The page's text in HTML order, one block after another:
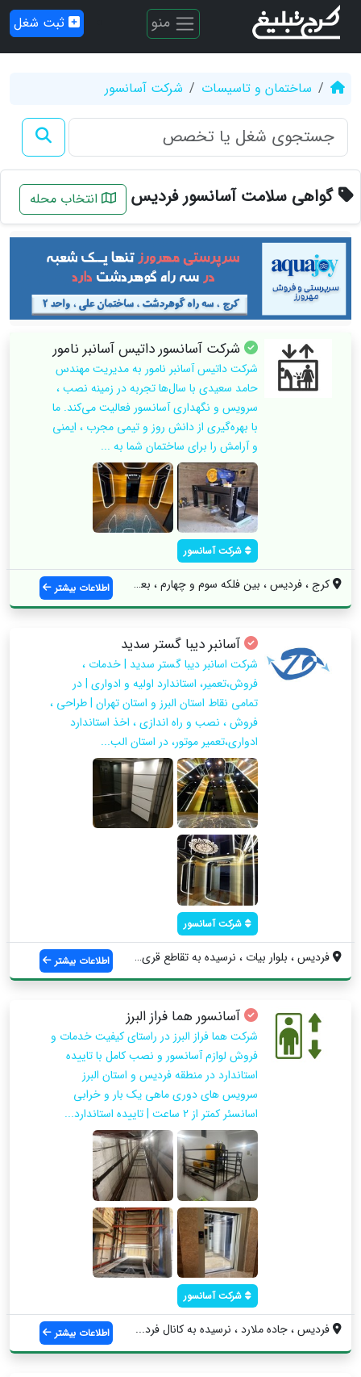
منو ثبت شغل
ساختمان و تاسیسات شرکت آسانسور
گواهی سلامت آسانسور فردیس انتخاب محله
شرکت آسانسور داتیس آسانبر نامور
شرکت داتیس آسانبر نامور به مدیریت مهندس
حامد سعیدی با سال‌ها تجربه در زمینه نصب ،
سرویس و نگهداری آسانسور فعالیت می‌کند. ما
با بهره‌گیری از دانش روز و تیمی مجرب ، ایمنی
و آرامش را برای ساختمان شما به ...
شرکت آسانسور
کرج ، فردیس ، بین فلکه سوم و چهارم ، بعد... اطلاعات بیشتر
آسانبر دیبا گستر سدید
شرکت اسانبر دیبا گستر سدید | خدمات ،
فروش،تعمیر، استاندارد اولیه و ادواری | در
تمامی نقاط استان البرز و استان تهران | طراحی ،
فروش ، نصب و راه اندازی ، اخذ استاندارد
ادواری،تعمیر موتور، در استان الب...
شرکت آسانسور
فردیس ، بلوار بیات ، نرسیده به تقاطع قری... اطلاعات بیشتر
آسانسور هما فراز البرز
شرکت هما فراز البرز در راستای کیفیت خدمات و
فروش لوازم آسانسور و نصب کامل با تاییده
استاندارد در منطقه فردیس و استان البرز
سرویس های دوری ماهی یک بار و خرابی
اسانسئر کمتر از 2 ساعت | تاییده استاندارد...
شرکت آسانسور
فردیس ، جاده ملارد ، نرسیده به کانال فرد... اطلاعات بیشتر